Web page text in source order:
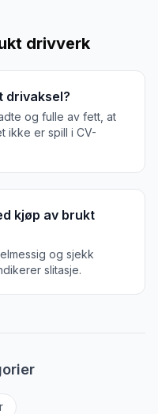
drivverk
drivaksel?
og fulle av fett, at
ikke er spill i CV-
kjøp av brukt
og sjekk
slitasje.